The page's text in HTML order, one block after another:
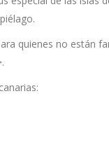
quienes no están